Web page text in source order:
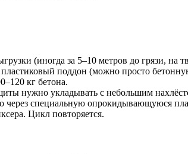
(иногда за 5–10 метров до грязи, на
поддон (можно просто
кг бетона.
нужно укладывать с небольшим
через специальную опрокидывающуюся
Цикл повторяется.